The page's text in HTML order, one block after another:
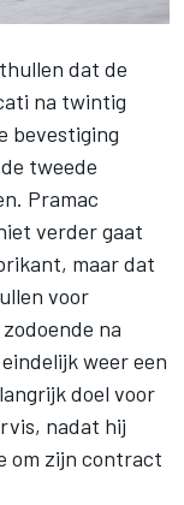
dat de
na twintig
bevestiging
tweede
Pramac
verder gaat
maar dat
voor
na
weer een
doel voor
nadat hij
om zijn contract